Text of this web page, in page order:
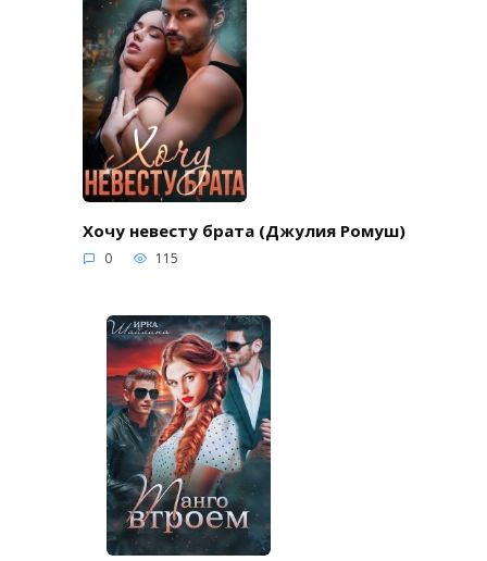
Хочу невесту брата (Джулия Ромуш)
0 115